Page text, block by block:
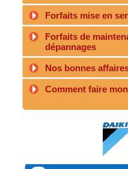
Forfaits mise en
Forfaits de
dépannages
Nos bonnes
Comment faire